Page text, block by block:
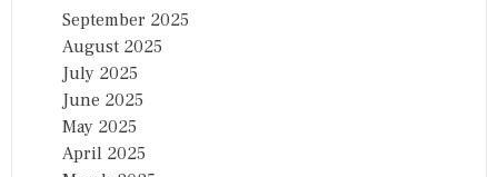
September 2025
August 2025
July 2025
June 2025
May 2025
April 2025